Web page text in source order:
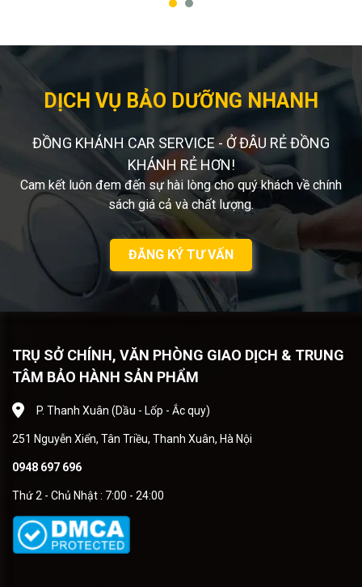
tiếp tục hành
xử lý kịp thời để
đảm bảo an
toàn vận hành
xe.
DỊCH VỤ BẢO DƯỠNG NHANH
ĐỒNG KHÁNH CAR SERVICE - Ở ĐÂU RẺ ĐỒNG
KHÁNH RẺ HƠN!
Cam kết luôn đem đến sự hài lòng cho quý khách về chính
sách giá cả và chất lượng.
ĐĂNG KÝ TƯ VẤN
TRỤ SỞ CHÍNH, VĂN PHÒNG GIAO DỊCH & TRUNG
TÂM BẢO HÀNH SẢN PHẨM
P. Thanh Xuân (Dầu - Lốp - Ắc quy)
251 Nguyễn Xiển, Tân Triều, Thanh Xuân, Hà Nội
0948 697 696
Thứ 2 - Chủ Nhật : 7:00 - 24:00